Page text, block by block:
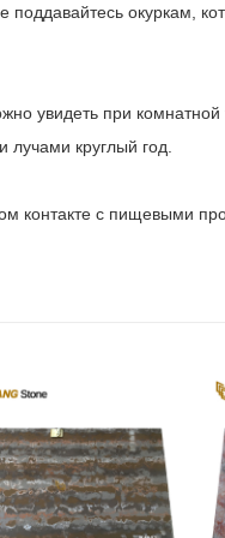
окуркам,
увидеть при комнатной
круглый год.
контакте с пищевыми